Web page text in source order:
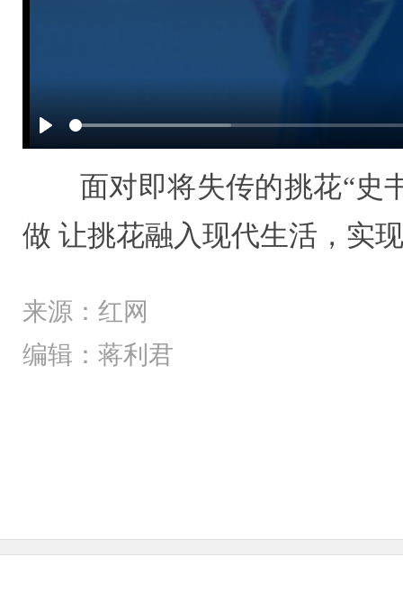
Play
面对即将失传的挑花“史
做 让挑花融入现代生活，实
来源：红网
编辑：蒋利君